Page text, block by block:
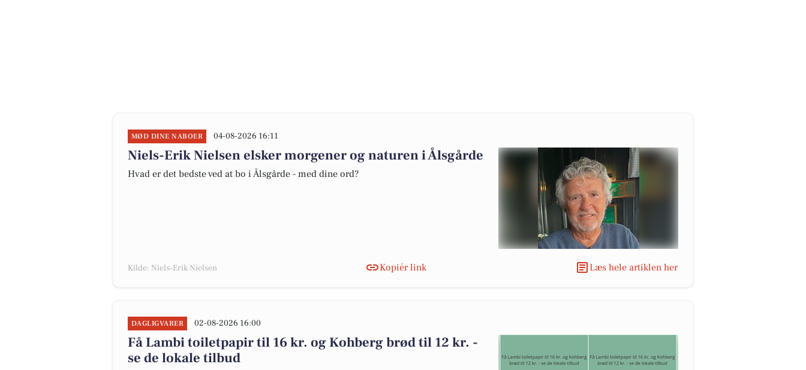
MØD DINE NABOER 04-08-2026 16:11
Niels-Erik Nielsen elsker morgener og naturen i Ålsgårde
Hvad er det bedste ved at bo i Ålsgårde - med dine ord?
Kilde: Niels-Erik Nielsen Kopiér link Læs hele artiklen her
DAGLIGVARER 02-08-2026 16:00
Få Lambi toiletpapir til 16 kr. og Kohberg brød til 12 kr. -
se de lokale tilbud